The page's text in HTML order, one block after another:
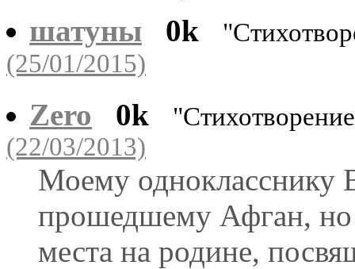
шатуны 0k
(25/01/2015)
Zero
0k
(22/03/2013)
Моему однокласснику
прошедшему Афган, но
места на родине,